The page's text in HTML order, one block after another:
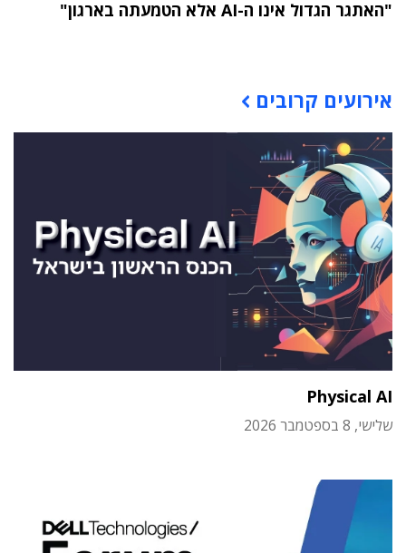
"האתגר הגדול אינו ה-AI אלא הטמעתה בארגון"
אירועים קרובים
Physical AI
שלישי, 8 בספטמבר 2026